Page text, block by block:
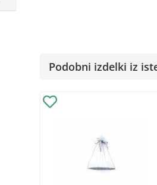
Podobni izdelki iz